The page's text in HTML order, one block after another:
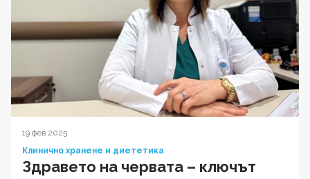
19 фев 2025
Клинично хранене и диететика
Здравето на червата – ключът